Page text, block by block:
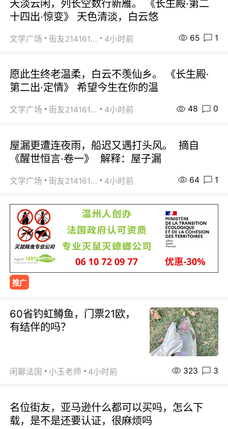
天淡云闲，列长空数行新雁。 《长生殿·第二
十四出·惊变》 天色清淡，白云悠
文学广场 街友21416156 4小时前 65 1
愿此生终老温柔，白云不羡仙乡。 《长生殿·
第二出·定情》 希望今生在你的温
文学广场 街友21416156 4小时前 48 0
屋漏更遭连夜雨，船迟又遇打头风。 摘自
《醒世恒言·卷一》 解释：屋子漏
文学广场 街友21416156 4小时前 64 1
推广
60省钓虹鳟鱼，门票21欧，
有结伴的吗？
闲聊法国 小玉老师 4小时前 323 3
名位街友，亚马逊什么都可以买吗，怎么下
载，是不是还要认证，很麻烦吗